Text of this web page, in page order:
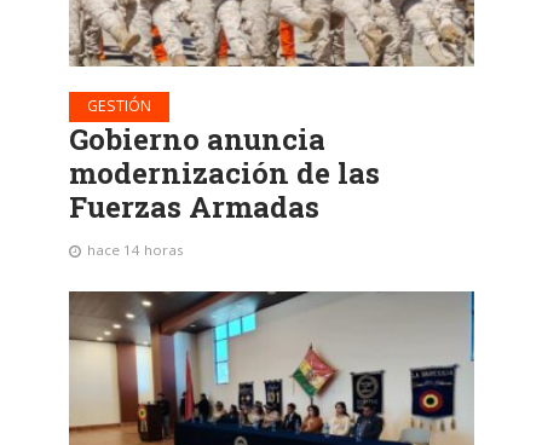
GESTIÓN
Gobierno anuncia
modernización de las
Fuerzas Armadas
hace 14 horas